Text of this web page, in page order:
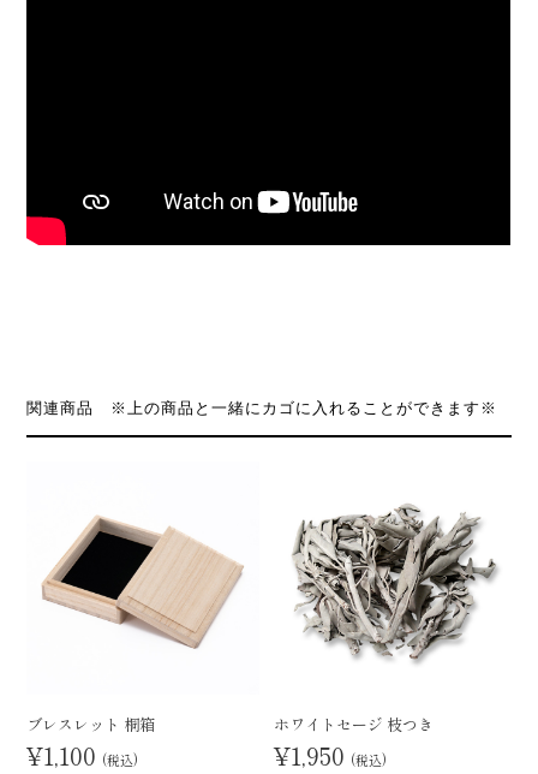
関連商品 ※上の商品と一緒にカゴに入れることができます※
ブレスレット 桐箱
¥1,100 (税込)
ホワイトセージ 枝つき
¥1,950 (税込)